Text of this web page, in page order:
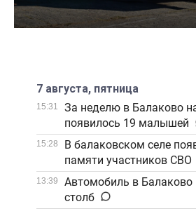
7 августа, пятница
15:31
За неделю в Балаково
появилось 19 малышей
15:28
В балаковском селе
памяти участников СВО
13:39
Автомобиль в Балаково
столб